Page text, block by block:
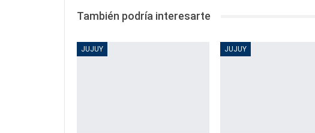
También podría interesarte
JUJUY JUJUY